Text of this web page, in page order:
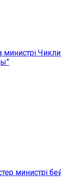
министрі